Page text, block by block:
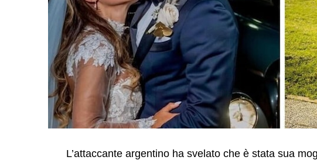
L’attaccante argentino ha svelato che è stata sua